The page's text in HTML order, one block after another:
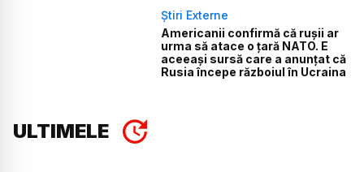
Știri Externe
Americanii confirmă că rușii ar
urma să atace o țară NATO. E
aceeași sursă care a anunțat că
Rusia începe războiul în Ucraina
ULTIMELE